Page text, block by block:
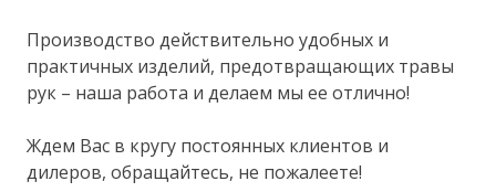
Производство действительно удобных и
практичных изделий, предотвращающих травы
рук – наша работа и делаем мы ее отлично!
Ждем Вас в кругу постоянных клиентов и
дилеров, обращайтесь, не пожалеете!